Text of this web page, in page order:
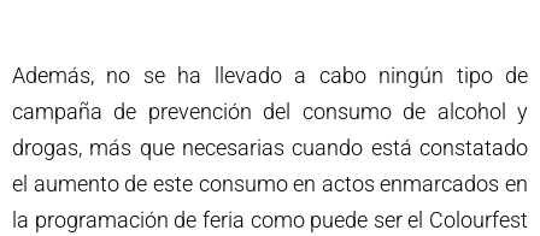
Además, no se ha llevado a cabo ningún tipo de
campaña de prevención del consumo de alcohol y
drogas, más que necesarias cuando está constatado
el aumento de este consumo en actos enmarcados en
la programación de feria como puede ser el Colourfest